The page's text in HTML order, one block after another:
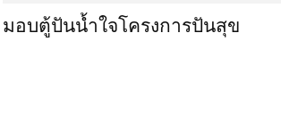
มอบตู้ปันน้ำใจโครงการปันสุข